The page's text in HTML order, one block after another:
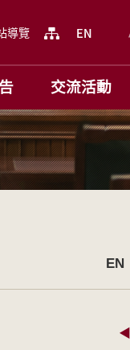
導覽
交流活動
EN
◀